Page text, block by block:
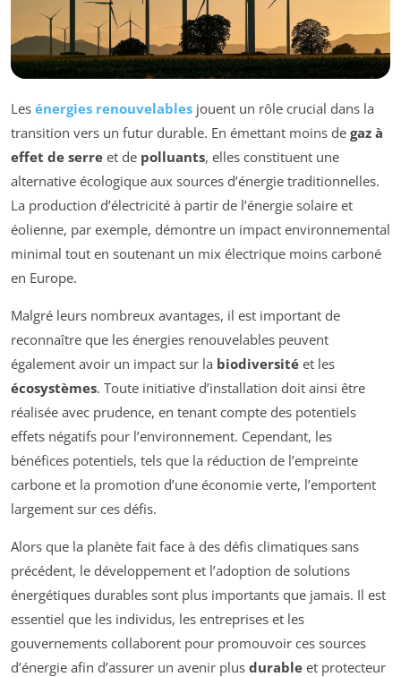
Les énergies renouvelables jouent un rôle crucial dans la
transition vers un futur durable. En émettant moins de gaz à
effet de serre et de polluants, elles constituent une
alternative écologique aux sources d’énergie traditionnelles.
La production d’électricité à partir de l’énergie solaire et
éolienne, par exemple, démontre un impact environnemental
minimal tout en soutenant un mix électrique moins carboné
en Europe.
Malgré leurs nombreux avantages, il est important de
reconnaître que les énergies renouvelables peuvent
également avoir un impact sur la biodiversité et les
écosystèmes. Toute initiative d’installation doit ainsi être
réalisée avec prudence, en tenant compte des potentiels
effets négatifs pour l’environnement. Cependant, les
bénéfices potentiels, tels que la réduction de l’empreinte
carbone et la promotion d’une économie verte, l’emportent
largement sur ces défis.
Alors que la planète fait face à des défis climatiques sans
précédent, le développement et l’adoption de solutions
énergétiques durables sont plus importants que jamais. Il est
essentiel que les individus, les entreprises et les
gouvernements collaborent pour promouvoir ces sources
d’énergie afin d’assurer un avenir plus durable et protecteur